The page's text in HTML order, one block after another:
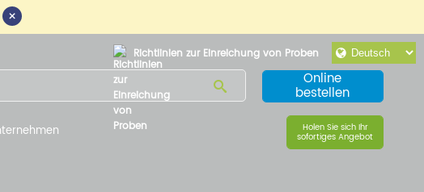
×
Richtlinien zur Einreichung von Proben
Online
bestellen
Holen Sie sich Ihr
sofortiges Angebot